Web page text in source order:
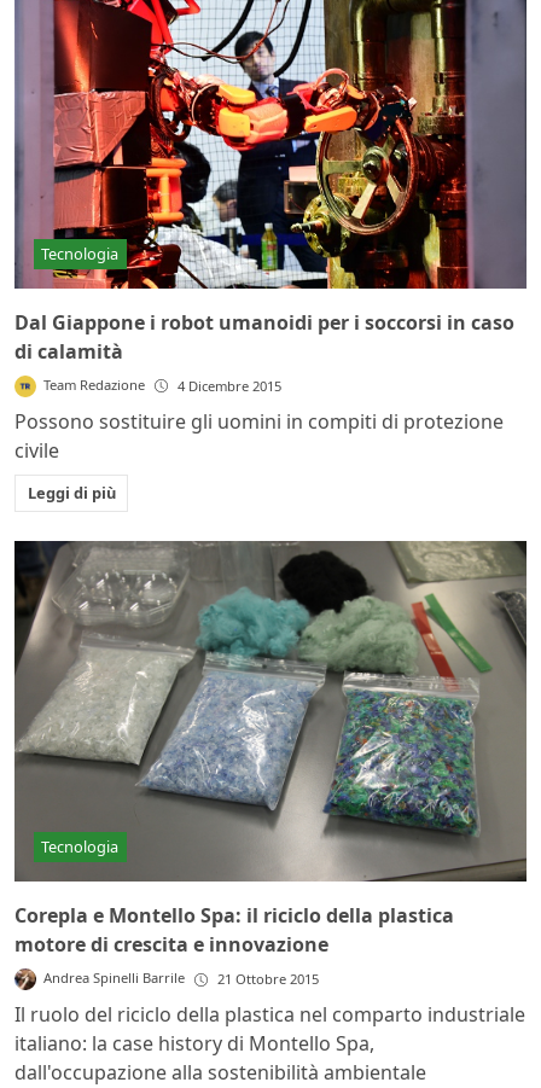
Tecnologia
Dal Giappone i robot umanoidi per i soccorsi in caso
di calamità
Team Redazione 4 Dicembre 2015
Possono sostituire gli uomini in compiti di protezione
civile
Leggi di più
Tecnologia
Corepla e Montello Spa: il riciclo della plastica
motore di crescita e innovazione
Andrea Spinelli Barrile 21 Ottobre 2015
Il ruolo del riciclo della plastica nel comparto industriale
italiano: la case history di Montello Spa,
dall'occupazione alla sostenibilità ambientale